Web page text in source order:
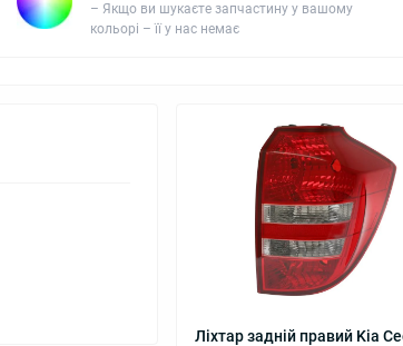
– Якщо ви шукаєте запчастину у вашому
кольорі – її у нас немає
Ліхтар задній правий Kia